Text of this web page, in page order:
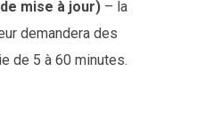
mise à jour) – la
demandera des
de 5 à 60 minutes.